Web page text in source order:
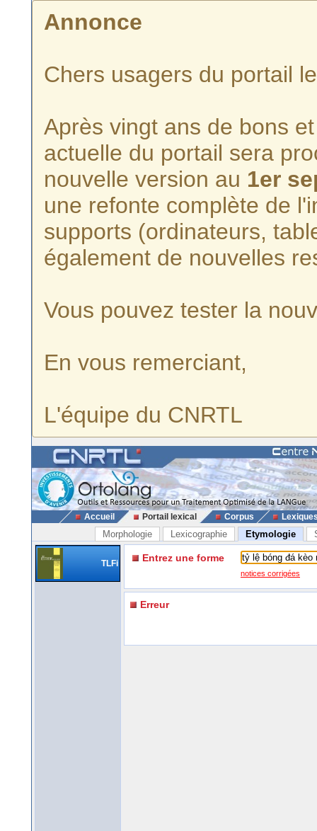
Annonce
Chers usagers du portail
Après vingt ans de bons
actuelle du portail sera
nouvelle version au 1er
une refonte complète de
supports (ordinateurs,
également de nouvelles
Vous pouvez tester la
En vous remerciant,
L'équipe du CNRTL
Accueil Portail lexical Corpus
Morphologie Lexicographie Etymologie
TLFi Entrez une forme
notices corrigées
Erreur